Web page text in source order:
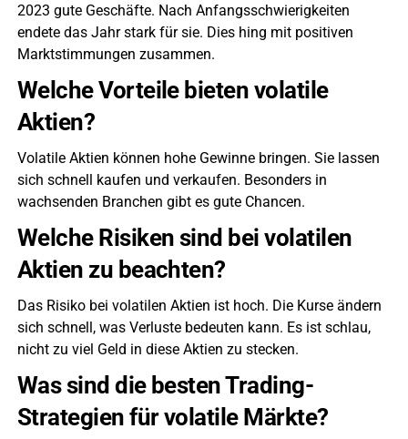
2023 gute Geschäfte. Nach Anfangsschwierigkeiten
endete das Jahr stark für sie. Dies hing mit positiven
Marktstimmungen zusammen.
Welche Vorteile bieten volatile
Aktien?
Volatile Aktien können hohe Gewinne bringen. Sie lassen
sich schnell kaufen und verkaufen. Besonders in
wachsenden Branchen gibt es gute Chancen.
Welche Risiken sind bei volatilen
Aktien zu beachten?
Das Risiko bei volatilen Aktien ist hoch. Die Kurse ändern
sich schnell, was Verluste bedeuten kann. Es ist schlau,
nicht zu viel Geld in diese Aktien zu stecken.
Was sind die besten Trading-
Strategien für volatile Märkte?